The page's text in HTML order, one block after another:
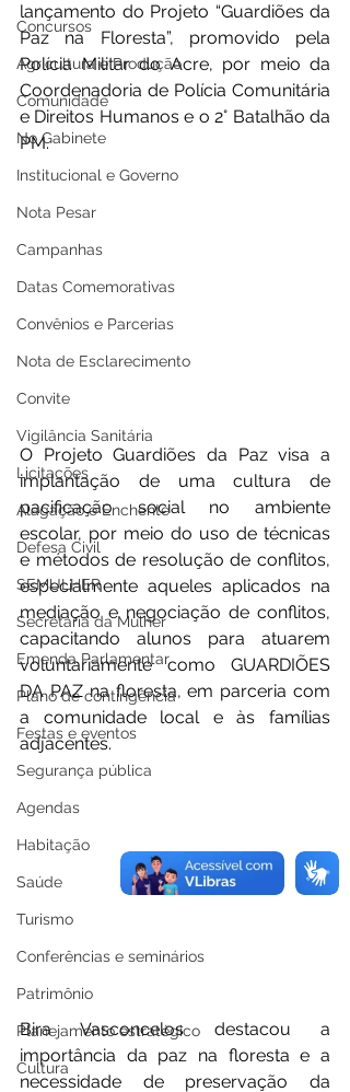
Concursos
Agricultura e Produção
Comunidade
No Gabinete
Institucional e Governo
Nota Pesar
Campanhas
Datas Comemorativas
Convênios e Parcerias
Nota de Esclarecimento
Convite
Vigilância Sanitária
Licitações
Alagação e Enchente
Defesa Civil
SEMULHER
Secretaria da Mulher
Emenda Parlamentar
Plano de contingência
Festas e eventos
Segurança pública
Agendas
Habitação
Saúde
Turismo
Conferências e seminários
Patrimônio
Planejamento estratégico
Cultura
lançamento do Projeto “Guardiões da
Paz na Floresta”, promovido pela
Polícia Militar do Acre, por meio da
Coordenadoria de Polícia Comunitária
e Direitos Humanos e o 2° Batalhão da
PM.
O Projeto Guardiões da Paz visa a
implantação de uma cultura de
pacificação social no ambiente
escolar, por meio do uso de técnicas
e métodos de resolução de conflitos,
especialmente aqueles aplicados na
mediação e negociação de conflitos,
capacitando alunos para atuarem
voluntariamente como GUARDIÕES
DA PAZ na floresta, em parceria com
a comunidade local e às famílias
adjacentes.
Bira Vasconcelos destacou a
importância da paz na floresta e a
necessidade de preservação da